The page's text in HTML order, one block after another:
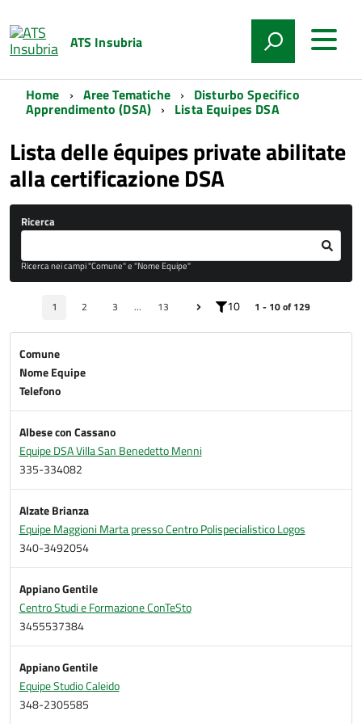
ATS Insubria
Home Aree Tematiche Disturbo Specifico
Apprendimento (DSA) Lista Equipes DSA
Lista delle équipes private abilitate
alla certificazione DSA
Ricerca
Ricerca nei campi "Comune" e "Nome Equipe"
1 2 3 ... 13 10 1 - 10 of 129
Comune
Nome Equipe
Telefono
Albese con Cassano
Equipe DSA Villa San Benedetto Menni
335-334082
Alzate Brianza
Equipe Maggioni Marta presso Centro Polispecialistico Logos
340-3492054
Appiano Gentile
Centro Studi e Formazione ConTeSto
3455537384
Appiano Gentile
Equipe Studio Caleido
348-2305585